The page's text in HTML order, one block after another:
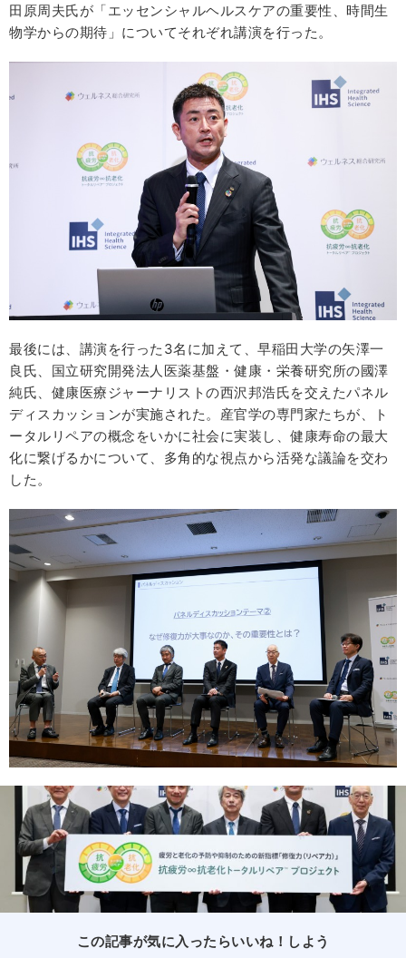
田原周夫氏が「エッセンシャルヘルスケアの重要性、時間生
物学からの期待」についてそれぞれ講演を行った。
最後には、講演を行った3名に加えて、早稲田大学の矢澤一
良氏、国立研究開発法人医薬基盤・健康・栄養研究所の國澤
純氏、健康医療ジャーナリストの西沢邦浩氏を交えたパネル
ディスカッションが実施された。産官学の専門家たちが、ト
ータルリペアの概念をいかに社会に実装し、健康寿命の最大
化に繋げるかについて、多角的な視点から活発な議論を交わ
した。
この記事が気に入ったらいいね！しよう